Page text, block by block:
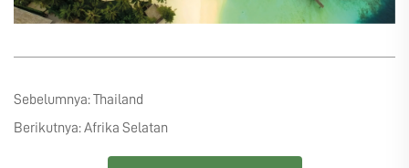
Sebelumnya:Thailand
Berikutnya:Afrika Selatan